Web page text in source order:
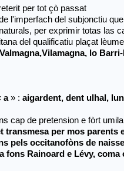
per tot çò passat
l'imperfach del subjonctiu que
per exprimir totas las
del qualificatiu plaçat
lo
a» : aigardent, dent ulhal,
cap de pretension e fòrt
transmesa per mos parents
pels occitanofòns de
fons Rainoard e Lévy, coma